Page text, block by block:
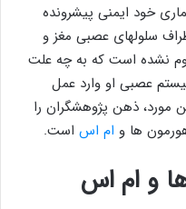
خود ایمنی پیشرونده
سلولهای عصبی مغز و
نشده است که به چه علت
عصبی او وارد عمل
مورد، ذهن پژوهشگران را
ها و ام اس است.
و ام اس